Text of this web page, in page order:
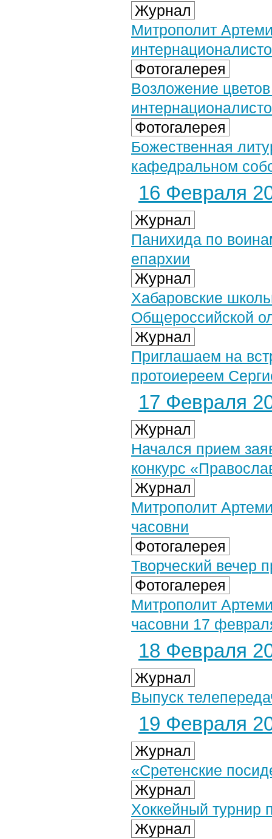
Журнал
Митрополит
Фотогалерея
Возложение
Фотогалерея
Божественная
кафедральном
16 Февраля
Журнал
Панихида по
епархии
Журнал
Хабаровские
Общероссийской
Журнал
Приглашаем на
протоиереем
17 Февраля
Журнал
Начался прием
конкурс
Журнал
Митрополит
часовни
Фотогалерея
Творческий вечер
Фотогалерея
Митрополит
часовни 17
18 Февраля
Журнал
Выпуск
19 Февраля
Журнал
«Сретенские
Журнал
Хоккейный турнир
Журнал